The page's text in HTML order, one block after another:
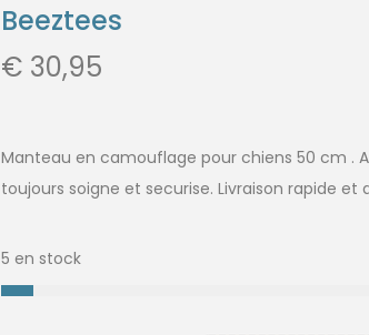
Beeztees
€ 30,95
Manteau en camouflage pour chiens 50 cm .
toujours soigne et securise. Livraison rapide et
5 en stock